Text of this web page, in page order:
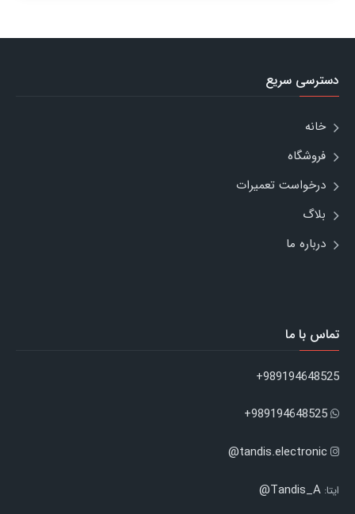
دسترسی سریع
خانه
فروشگاه
درخواست تعمیرات
بلاگ
درباره ما
تماس با ما
989194648525+
989194648525+
tandis.electronic@
ایتا: Tandis_A@